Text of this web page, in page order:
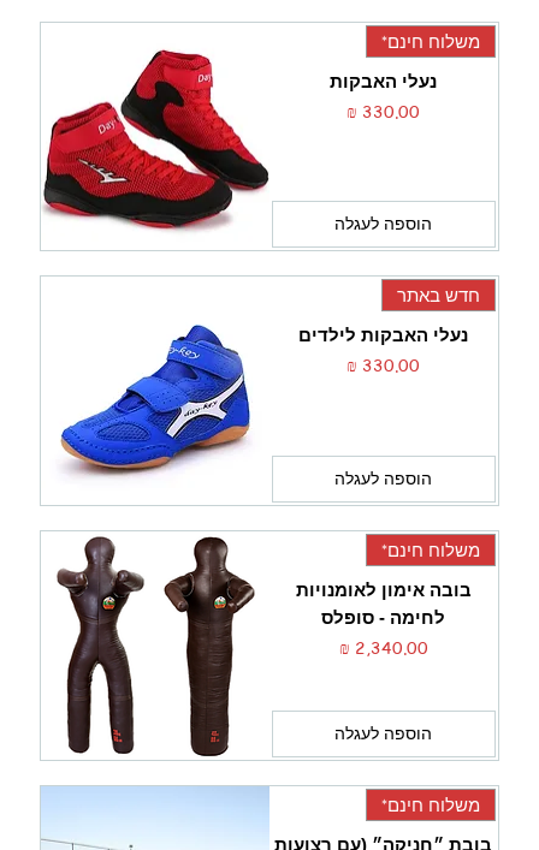
משלוח חינם*
נעלי האבקות
מחיר
הוספה לעגלה
חדש באתר
נעלי האבקות לילדים
מחיר
הוספה לעגלה
משלוח חינם*
בובה אימון לאומנויות
לחימה - סופלס
מחיר
הוספה לעגלה
משלוח חינם*
בובת ״חניקה״ (עם רצועות